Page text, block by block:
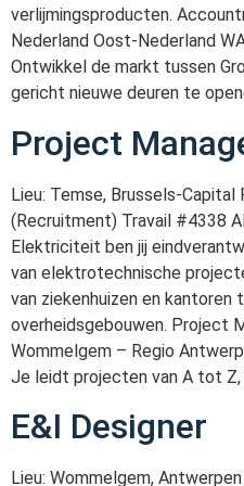
verlijmingsproducten.
Nederland Oost-Nederland
Ontwikkel de markt tussen
gericht nieuwe deuren te
Project
Lieu: Temse, Brussels-Capital
(Recruitment) Travail #4338
Elektriciteit ben jij
van elektrotechnische
van ziekenhuizen en kantoren
overheidsgebouwen. Project
Wommelgem – Regio
Je leidt projecten van A tot Z,
E&I Designer
Lieu: Wommelgem,